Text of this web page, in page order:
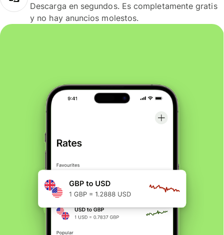
Descarga en segundos. Es completamente gratis
y no hay anuncios molestos.